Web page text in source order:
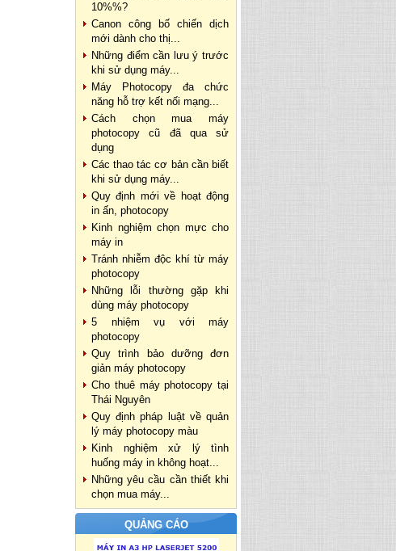
10%%?
Canon công bố chiến dịch
mới dành cho thị...
Những điểm cần lưu ý trước
khi sử dụng máy...
Máy Photocopy đa chức
năng hỗ trợ kết nối mạng...
Cách chọn mua máy
photocopy cũ đã qua sử
dụng
Các thao tác cơ bản cần biết
khi sử dụng máy...
Quy định mới về hoạt động
in ấn, photocopy
Kinh nghiệm chọn mực cho
máy in
Tránh nhiễm độc khí từ máy
photocopy
Những lỗi thường gặp khi
dùng máy photocopy
5 nhiệm vụ với máy
photocopy
Quy trình bảo dưỡng đơn
giản máy photocopy
Cho thuê máy photocopy tại
Thái Nguyên
Quy định pháp luật về quản
lý máy photocopy màu
Kinh nghiệm xử lý tình
huống máy in không hoạt...
Những yêu cầu cần thiết khi
chọn mua máy...
QUẢNG CÁO